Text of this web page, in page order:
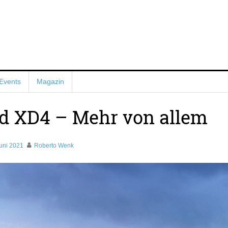
Events Magazin
XD4 – Mehr von allem
2021 Roberto Wenk